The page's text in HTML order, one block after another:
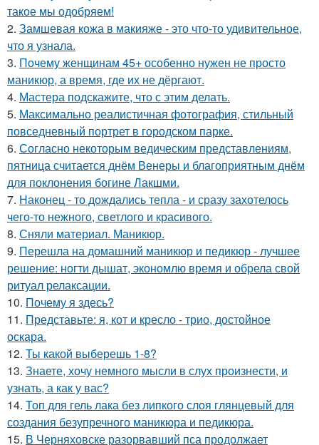
такое мы одобряем!
2. Замшевая кожа в макияже - это что-то удивительное,
что я узнала.
3. Почему женщинам 45+ особенно нужен не просто
маникюр, а время, где их не дёргают.
4. Мастера подскажите, что с этим делать.
5. Максимально реалистичная фотография, стильный
повседневный портрет в городском парке.
6. Согласно некоторым ведическим представлениям,
пятница считается днём Венеры и благоприятным днём
для поклонения богине Лакшми.
7. Наконец - то дождались тепла - и сразу захотелось
чего-то нежного, светлого и красивого.
8. Сняли материал. Маникюр.
9. Перешла на домашний маникюр и педикюр - лучшее
решение: ногти дышат, экономлю время и обрела свой
ритуал релаксации.
10. Почему я здесь?
11. Представьте: я, кот и кресло - трио, достойное
оскара.
12. Ты какой выберешь 1-8?
13. Знаете, хочу немного мысли в слух произнести, и
узнать, а как у вас?
14. Топ для гель лака без липкого слоя глянцевый для
создания безупречного маникюра и педикюра.
15. В Черняховске разорвавший пса продолжает